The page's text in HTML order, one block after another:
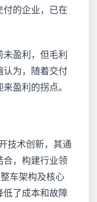
的企业，已在
盈利，但毛利
认为，随着交付
盈利的拐点。
技术创新，其通
，构建行业领
车架构及核心
低了成本和故障